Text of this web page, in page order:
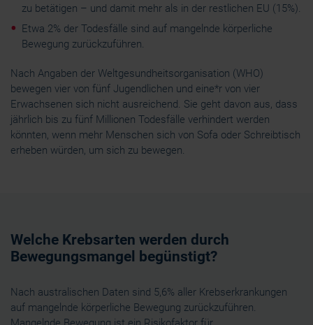
zu betätigen – und damit mehr als in der restlichen EU (15%).
Etwa 2% der Todesfälle sind auf mangelnde körperliche
Bewegung zurückzuführen.
Nach Angaben der Weltgesundheitsorganisation (WHO)
bewegen vier von fünf Jugendlichen und eine*r von vier
Erwachsenen sich nicht ausreichend. Sie geht davon aus, dass
jährlich bis zu fünf Millionen Todesfälle verhindert werden
könnten, wenn mehr Menschen sich von Sofa oder Schreibtisch
erheben würden, um sich zu bewegen.
Welche Krebsarten werden durch
Bewegungsmangel begünstigt?
Nach australischen Daten sind 5,6% aller Krebserkrankungen
auf mangelnde körperliche Bewegung zurückzuführen.